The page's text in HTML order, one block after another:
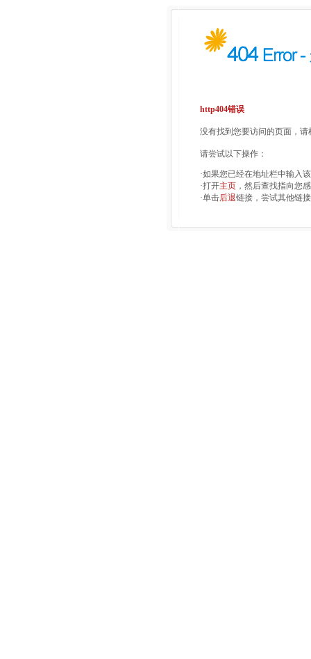
http404错误
没有找到您要访问的页面，
请尝试以下操作：
·如果您已经在地址栏中输入
·打开主页 ，然后查找指向您
·单击后退链接，尝试其他链